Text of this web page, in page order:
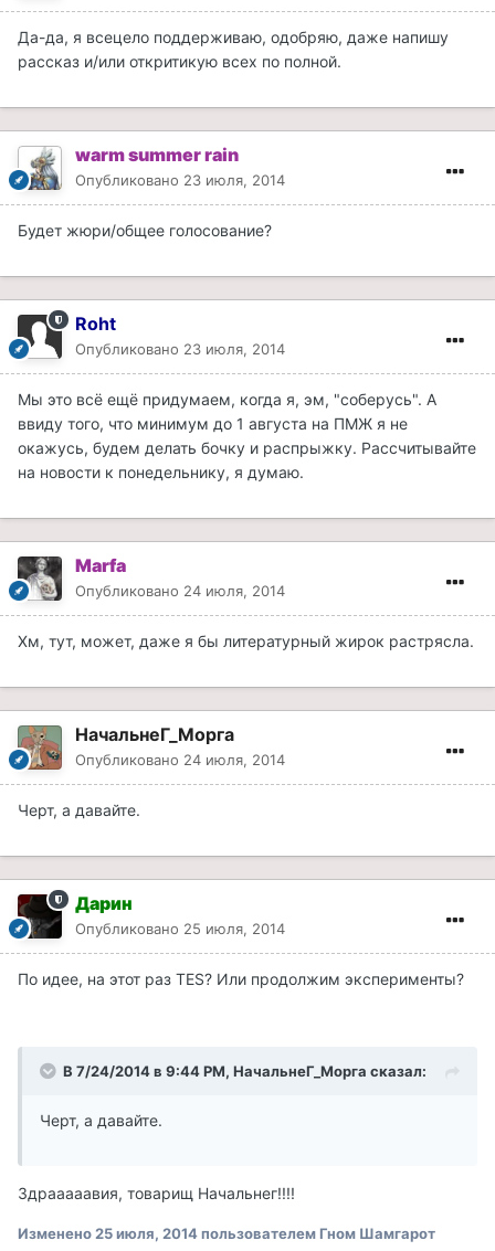
Да-да, я всецело поддерживаю, одобряю, даже напишу
рассказ и/или откритикую всех по полной.
warm summer rain
Опубликовано 23 июля, 2014
Будет жюри/общее голосование?
Roht
Опубликовано 23 июля, 2014
Мы это всё ещё придумаем, когда я, эм, "соберусь". А
ввиду того, что минимум до 1 августа на ПМЖ я не
окажусь, будем делать бочку и распрыжку. Рассчитывайте
на новости к понедельнику, я думаю.
Marfa
Опубликовано 24 июля, 2014
Хм, тут, может, даже я бы литературный жирок растрясла.
НачальнеГ_Морга
Опубликовано 24 июля, 2014
Черт, а давайте.
Дарин
Опубликовано 25 июля, 2014
По идее, на этот раз TES? Или продолжим эксперименты?
В 7/24/2014 в 9:44 PM, НачальнеГ_Морга сказал:
Черт, а давайте.
Здрааааавия, товарищ Начальнег!!!!
Изменено 25 июля, 2014пользователем Гном Шамгарот